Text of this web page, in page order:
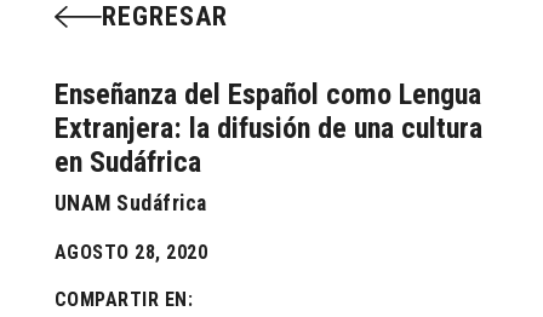
REGRESAR
Enseñanza del Español como Lengua
Extranjera: la difusión de una cultura
en Sudáfrica
UNAM Sudáfrica
AGOSTO 28, 2020
COMPARTIR EN: